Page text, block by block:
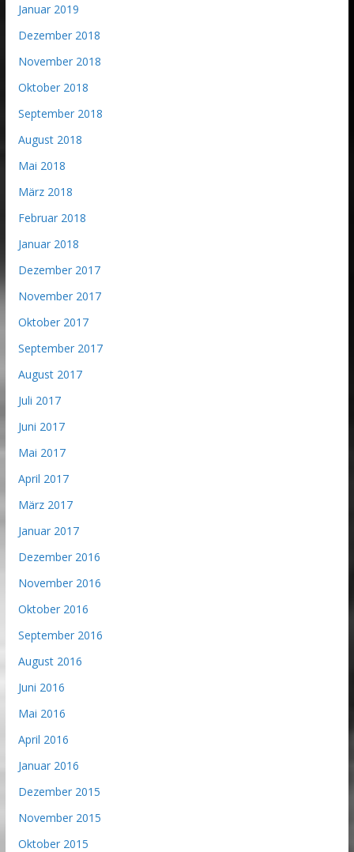
Januar 2019
Dezember 2018
November 2018
Oktober 2018
September 2018
August 2018
Mai 2018
März 2018
Februar 2018
Januar 2018
Dezember 2017
November 2017
Oktober 2017
September 2017
August 2017
Juli 2017
Juni 2017
Mai 2017
April 2017
März 2017
Januar 2017
Dezember 2016
November 2016
Oktober 2016
September 2016
August 2016
Juni 2016
Mai 2016
April 2016
Januar 2016
Dezember 2015
November 2015
Oktober 2015